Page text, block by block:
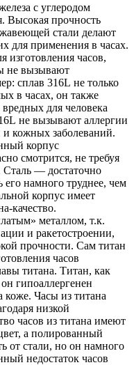
с углеродом
Высокая прочность
стали делают
для применения в часах.
изготовления часов,
не вызывают
сплав 316L не только
в часах, он также
для человека
не вызывают аллергии
кожных заболеваний.
корпус
смотрится, не требуя
— достаточно
его намного труднее, чем
корпус имеет
качество.
металлом, т.к.
и ракетостроении,
прочности. Сам титан
часов
титана. Титан, как
гипоаллергенен
коже. Часы из титана
низкой
часов из титана имеют
а полированный
от стали, но он намного
недостаток часов